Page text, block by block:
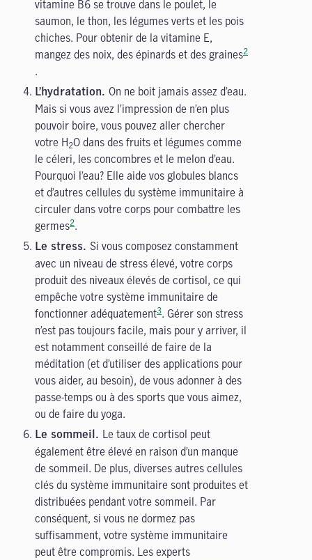
vitamine B6 se trouve dans le poulet, le
saumon, le thon, les légumes verts et les pois
chiches. Pour obtenir de la vitamine E,
mangez des noix, des épinards et des graines2
.
L’hydratation. On ne boit jamais assez d’eau.
Mais si vous avez l’impression de n’en plus
pouvoir boire, vous pouvez aller chercher
votre H2O dans des fruits et légumes comme
le céleri, les concombres et le melon d’eau.
Pourquoi l’eau? Elle aide vos globules blancs
et d’autres cellules du système immunitaire à
circuler dans votre corps pour combattre les
germes2.
Le stress. Si vous composez constamment
avec un niveau de stress élevé, votre corps
produit des niveaux élevés de cortisol, ce qui
empêche votre système immunitaire de
fonctionner adéquatement3. Gérer son stress
n’est pas toujours facile, mais pour y arriver, il
est notamment conseillé de faire de la
méditation (et d’utiliser des applications pour
vous aider, au besoin), de vous adonner à des
passe-temps ou à des sports que vous aimez,
ou de faire du yoga.
Le sommeil. Le taux de cortisol peut
également être élevé en raison d’un manque
de sommeil. De plus, diverses autres cellules
clés du système immunitaire sont produites et
distribuées pendant votre sommeil. Par
conséquent, si vous ne dormez pas
suffisamment, votre système immunitaire
peut être compromis. Les experts